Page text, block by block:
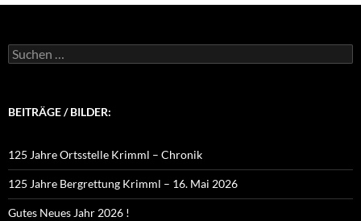
Suchen
nach:
BEITRÄGE / BILDER:
125 Jahre Ortsstelle Krimml – Chronik
125 Jahre Bergrettung Krimml – 16. Mai 2026
Gutes Neues Jahr 2026 !